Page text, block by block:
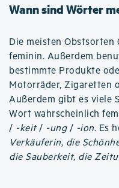
Wann sind Wörter
Die meisten
feminin. Außerdem
bestimmte Produkte
Motorräder, Zigaretten
Außerdem gibt es viele
Wort wahrscheinlich
/ -keit/ -ung/ -ion. Es
Verkäuferin, die
die Sauberkeit, die